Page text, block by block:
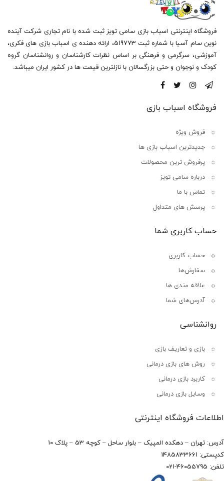
فروشگاه اینترنتی اسباب بازی سامی تویز ثبت شده با نام تجاری شرکت آینده
نوین سام آسیا با شماره ثبت 519773، ارائه دهنده ی اسباب بازی های فکری،
آموزشی، سرگرمی و فرهنگی بر اساس نظرات کارشناسان و روانشناسان گروه
کودک و نوجوان و حتی بزرگسالان با نازلترین قیمت ها در کشور ایران میباشد.
فروشگاه اسباب بازی
فروش ویژه
جدیدترین اسباب بازی ها
پرفروش ترین محصولات
درباره سامی تویز
تماس با ما
پرسش های متداول
حساب کاربری شما
حساب کاربری
سفارش‌ها
علاقه مندی ها
آدرس‌های شما
روانشناسی
بازی و تعاریف بازی
روش های بازی درمانی
کاربرد بازی درمانی
وسایل بازی درمانی
اطلاعات فروشگاه اینترنتی
آدرس: تهران – دهکده المپیک – بلوار ساحل – کوچه 53 – پلاک 10
کدپستی: 1485833661
تلفن: 46055795-021